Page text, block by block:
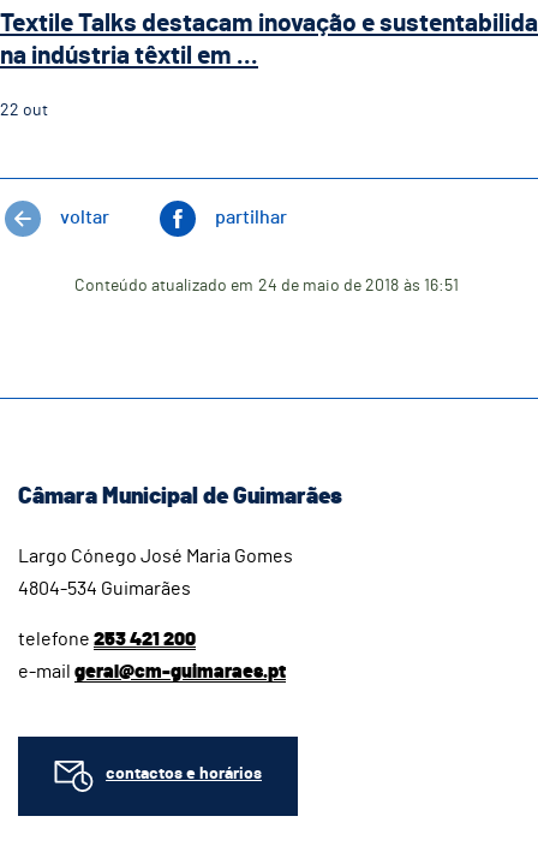
Textile Talks destacam inovação e
na indústria têxtil em ...
22 out
voltar partilhar
Conteúdo atualizado em 24 de maio de 2018 às 16:51
Câmara Municipal de Guimarães
Largo Cónego José Maria Gomes
4804-534 Guimarães
telefone 253 421 200
e-mail geral@cm-guimaraes.pt
contactos e horários